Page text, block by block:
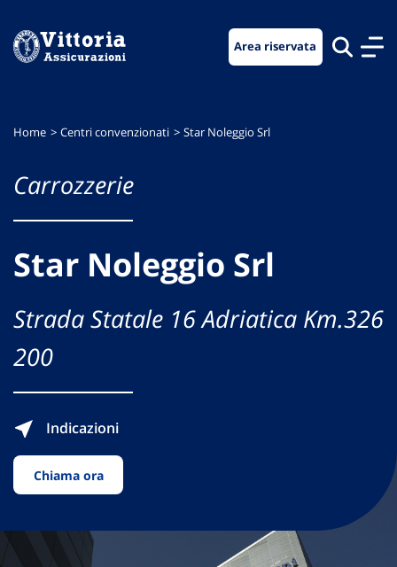
menu
contenuto
footer
Area riservata
Home Centri convenzionati Star Noleggio Srl
Carrozzerie
Star Noleggio Srl
Strada Statale 16 Adriatica Km.326
200
Indicazioni
Chiama ora